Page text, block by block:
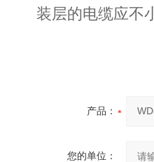
装层的电缆应不
产品：
您的单位：